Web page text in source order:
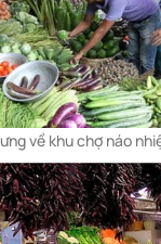
về khu chợ náo